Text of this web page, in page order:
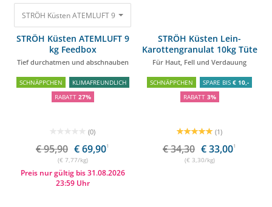
STRÖH Küsten ATEMLUFT 9 kg Feedbox Tief durchatmen und
STRÖH Küsten ATEMLUFT 9
kg Feedbox
Tief durchatmen und abschnauben
SCHNÄPPCHEN
KLIMAFREUNDLICH
RABATT 27%
(0)
€ 95,90 € 69,901
(€ 7,77/kg)
Preis nur gültig bis 31.08.2026
23:59 Uhr
STRÖH Küsten Lein-
Karottengranulat 10kg Tüte
Für Haut, Fell und Verdauung
SCHNÄPPCHEN SPARE BIS € 10,-
RABATT 3%
(1)
€ 34,30 € 33,001
(€ 3,30/kg)